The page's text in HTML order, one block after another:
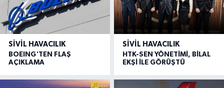
SIVIL HAVACILIK
BOEING'TEN FLAŞ
AÇIKLAMA
SIVIL HAVACILIK
HTK-SEN YÖNETİMİ, BİLAL
EKŞİ İLE GÖRÜŞTÜ